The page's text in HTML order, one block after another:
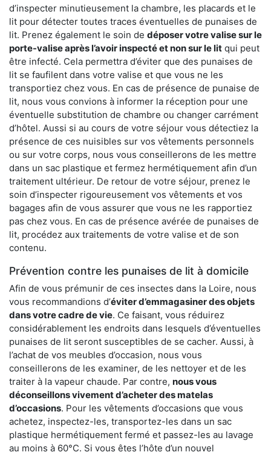
d’inspecter minutieusement la chambre, les placards et le
lit pour détecter toutes traces éventuelles de punaises de
lit. Prenez également le soin de déposer votre valise sur le
porte-valise après l’avoir inspecté et non sur le lit qui peut
être infecté. Cela permettra d’éviter que des punaises de
lit se faufilent dans votre valise et que vous ne les
transportiez chez vous. En cas de présence de punaise de
lit, nous vous convions à informer la réception pour une
éventuelle substitution de chambre ou changer carrément
d’hôtel. Aussi si au cours de votre séjour vous détectiez la
présence de ces nuisibles sur vos vêtements personnels
ou sur votre corps, nous vous conseillerons de les mettre
dans un sac plastique et fermez hermétiquement afin d’un
traitement ultérieur. De retour de votre séjour, prenez le
soin d’inspecter rigoureusement vos vêtements et vos
bagages afin de vous assurer que vous ne les rapportiez
pas chez vous. En cas de présence avérée de punaises de
lit, procédez aux traitements de votre valise et de son
contenu.
Prévention contre les punaises de lit à domicile
Afin de vous prémunir de ces insectes dans la Loire, nous
vous recommandions d’éviter d’emmagasiner des objets
dans votre cadre de vie. Ce faisant, vous réduirez
considérablement les endroits dans lesquels d’éventuelles
punaises de lit seront susceptibles de se cacher. Aussi, à
l’achat de vos meubles d’occasion, nous vous
conseillerons de les examiner, de les nettoyer et de les
traiter à la vapeur chaude. Par contre, nous vous
déconseillons vivement d’acheter des matelas
d’occasions. Pour les vêtements d’occasions que vous
achetez, inspectez-les, transportez-les dans un sac
plastique hermétiquement fermé et passez-les au lavage
au moins à 60°C. Si vous êtes l’hôte d’un nouvel